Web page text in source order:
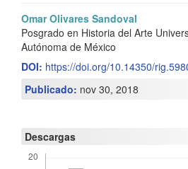
Barra
lateral
del
artículo
C
o
n
t
n
Omar Olivares Sandoval
Posgrado en Historia del Arte
Autónoma de México
DOI: https://doi.org/10.14350/
Publicado: nov 30, 2018
Descargas